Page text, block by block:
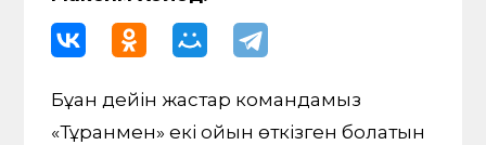
Бұған дейін жастар командамыз
«Тұранмен» екі ойын өткізген болатын